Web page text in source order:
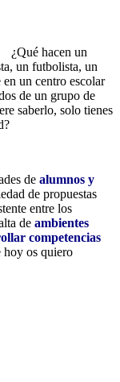
¿Qué hacen un
un futbolista, un
un centro escolar
de un grupo de
saberlo, solo tienes
de alumnos y
de propuestas
entre los
de ambientes
competencias
hoy os quiero